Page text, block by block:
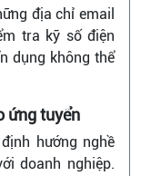
địa chỉ email
tra kỹ số điện
dụng không thể
ứng tuyển
hướng nghề
doanh nghiệp.